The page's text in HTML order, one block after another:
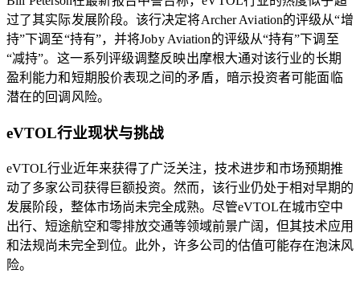
过了其实际发展阶段。该行决定将Archer Aviation的评级从“增
持”下调至“持有”，并将Joby Aviation的评级从“持有”下调至
“减持”。这一系列评级调整反映出摩根大通对该行业的长期
盈利能力和短期股价表现之间的矛盾，暗示投资者可能面临
潜在的回调风险。
eVTOL行业现状与挑战
eVTOL行业近年来获得了广泛关注，技术进步和市场预期推
动了多家公司获得巨额投资。然而，该行业仍处于相对早期的
发展阶段，整体市场尚未完全成熟。尽管eVTOL在城市空中
出行、短途航空和零排放交通等领域前景广阔，但其技术应用
和法规尚未完全到位。此外，许多公司的估值可能存在泡沫风
险。